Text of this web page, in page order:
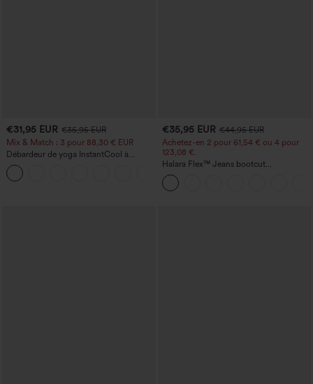
€31,95 EUR €35,95 EUR
Mix & Match : 3 pour 88,30 € EUR
Débardeur de yoga InstantCool à
encolure en U et ourlet arrondi –
UPF50+
€35,95 EUR €44,95 EUR
Achetez-en 2 pour 61,54 € ou 4 pour
123,08 €.
Halara Flex™ Jeans bootcut
décontractés taille haute, effet délavé,
avec poches